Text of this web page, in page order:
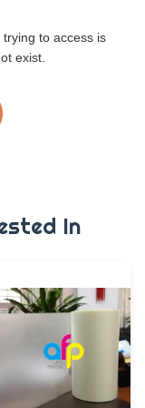
to access is
exist.
In